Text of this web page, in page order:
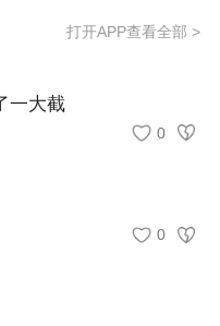
所在单位申报。除
确规定具有独立承
，申报人不得选择
构作为申报单位。
织专业技术人员，按
打开APP查看全部 >
一大截
0
0